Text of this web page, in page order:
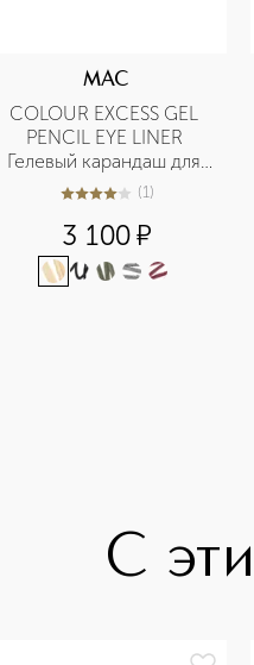
MAC
COLOUR EXCESS GEL
PENCIL EYE LINER
Гелевый карандаш для
глаз
4из 51 (1)
3 100¤
С